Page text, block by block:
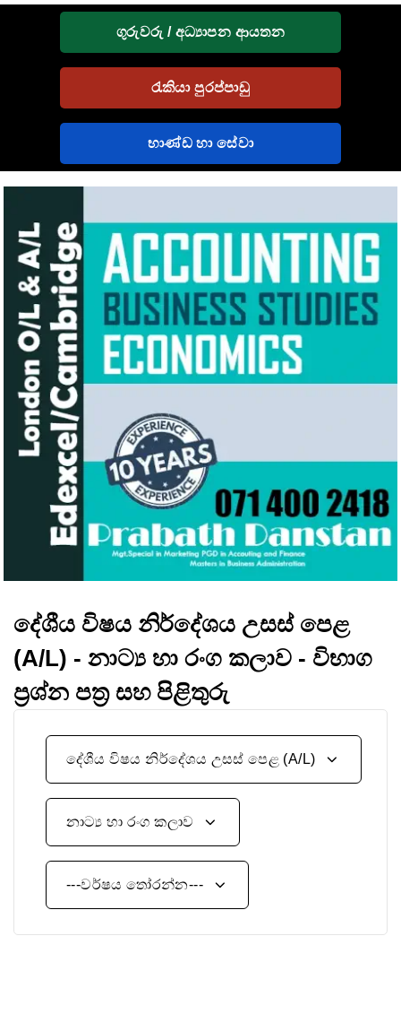
ගුරුවරු / අධ්‍යාපන ආයතන
රැකියා පුරප්පාඩු
භාණ්ඩ හා සේවා
දේශීය විෂය නිර්දේශය උසස් පෙළ
(A/L) - නාට්‍ය හා රංග කලාව - විභාග
ප්‍රශ්න පත්‍ර සහ පිළිතුරු
දේශීය විෂය නිර්දේශය උසස් පෙළ (A/L)
නාට්‍ය හා රංග කලාව
---වර්ෂය තෝරන්න---